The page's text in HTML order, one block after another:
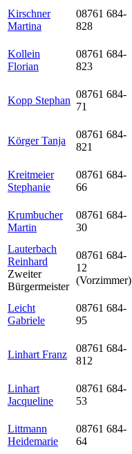
Kirschner
Martina
08761 684-
828
Kollein
Florian
08761 684-
823
Kopp Stephan
08761 684-
71
Körger Tanja
08761 684-
821
Kreitmeier
Stephanie
08761 684-
66
Krumbucher
Martin
08761 684-
30
Lauterbach
Reinhard
Zweiter
Bürgermeister
08761 684-
12
(Vorzimmer)
Leicht
Gabriele
08761 684-
95
Linhart Franz
08761 684-
812
Linhart
Jacqueline
08761 684-
53
Littmann
Heidemarie
08761 684-
64